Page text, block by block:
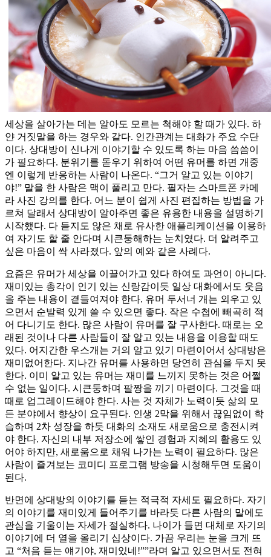
세상을 살아가는 데는 알아도 모르는 척해야 할 때가 있다. 하
얀 거짓말을 하는 경우와 같다. 인간관계는 대화가 주요 수단
이다. 상대방이 신나게 이야기할 수 있도록 하는 마음 씀씀이
가 필요하다. 분위기를 돋우기 위하여 어떤 유머를 하면 개중
엔 이렇게 반응하는 사람이 나온다. “그거 알고 있는 이야기
야!” 말을 한 사람은 맥이 풀리고 만다. 필자는 스마트폰 카메
라 사진 강의를 한다. 어느 분이 쉽게 사진 편집하는 방법을 가
르쳐 달래서 상대방이 알아주면 좋은 유용한 내용을 설명하기
시작했다. 다 듣지도 않은 채로 유사한 애플리케이션을 이용하
여 자기도 할 줄 안다며 시큰둥해하는 눈치였다. 더 알려주고
싶은 마음이 싹 사라졌다. 앞의 예와 같은 사례다.
요즘은 유머가 세상을 이끌어가고 있다 하여도 과언이 아니다.
재미있는 총각이 인기 있는 신랑감이듯 일상 대화에서도 웃음
을 주는 내용이 곁들여져야 한다. 유머 두서너 개는 외우고 있
으면서 순발력 있게 쓸 수 있으면 좋다. 작은 수첩에 빼곡히 적
어 다니기도 한다. 많은 사람이 유머를 잘 구사한다. 때로는 오
래된 것이나 다른 사람들이 잘 알고 있는 내용을 이용할 때도
있다. 어지간한 우스개는 거의 알고 있기 마련이어서 상대방은
재미없어한다. 지나간 유머를 사용하면 당연히 관심을 두지 못
한다. 이미 알고 있는 유머는 재미를 느끼지 못하는 것은 어쩔
수 없는 일이다. 시큰둥하며 팔짱을 끼기 마련이다. 그것을 때
때로 업그레이드해야 한다. 사는 것 자체가 노력이듯 삶의 모
든 분야에서 향상이 요구된다. 인생 2막을 위해서 끊임없이 학
습하며 2차 성장을 하듯 대화의 소재도 새로움으로 충전시켜
야 한다. 자신의 내부 저장소에 쌓인 경험과 지혜의 활용도 있
어야 하지만, 새로움으로 채워 나가는 노력이 필요하다. 많은
사람이 즐겨보는 코미디 프로그램 방송을 시청해두면 도움이
된다.
반면에 상대방의 이야기를 듣는 적극적 자세도 필요하다. 자기
의 이야기를 재미있게 들어주기를 바라듯 다른 사람의 말에도
관심을 기울이는 자세가 절실하다. 나이가 들면 대체로 자기의
이야기에 더 열을 올리기 십상이다. 가끔 우리는 눈을 크게 뜨
고 “처음 듣는 얘기야, 재미있네!””라며 알고 있으면서도 전혀